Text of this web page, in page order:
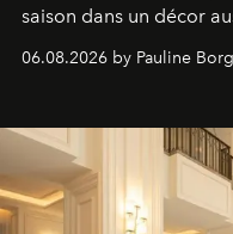
saison dans un décor
06.08.2026 by Pauline